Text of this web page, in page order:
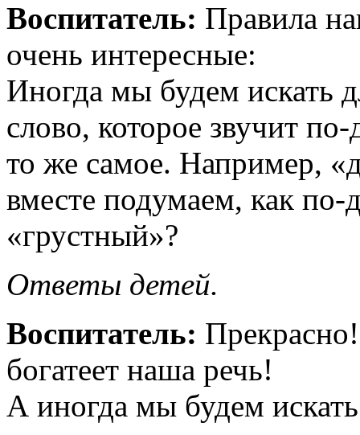
Воспитатель: Правила
очень интересные:
Иногда мы будем искать
слово, которое звучит
то же самое. Например,
вместе подумаем, как по-
«грустный»?
Ответы детей.
Воспитатель:
богатеет наша речь!
А иногда мы будем